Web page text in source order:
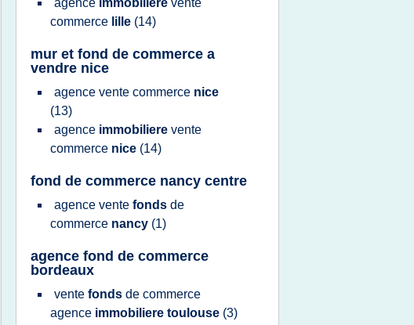
agence immobiliere vente
commerce lille (14)
mur et fond de commerce a
vendre nice
agence vente commerce nice
(13)
agence immobiliere vente
commerce nice (14)
fond de commerce nancy centre
agence vente fonds de
commerce nancy (1)
agence fond de commerce
bordeaux
vente fonds de commerce
agence immobiliere toulouse (3)